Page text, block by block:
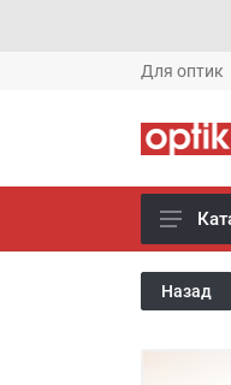
Для оптик
Новое
Новое
Готовые
Назад